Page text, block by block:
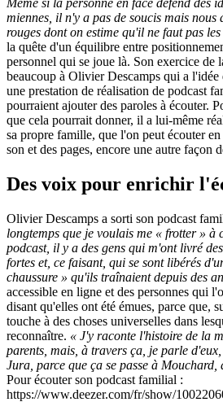
miennes, il n'y a pas de soucis mais nous
rouges dont on estime qu'il ne faut pas
la quête d'un équilibre entre
personnel qui se joue là. Son exercice de
beaucoup à Olivier Descamps qui a
une prestation de réalisation de podcast
pourraient ajouter des paroles à écouter.
que cela pourrait donner, il a lui-même
sa propre famille, que l'on peut écouter
son et des pages, encore une autre façon
Des voix pour enrichir
Olivier Descamps a sorti son podcast
longtemps que je voulais me « frotter » à
podcast, il y a des gens qui m'ont livré
fortes et, ce faisant, qui se sont libérés
chaussure » qu'ils traînaient depuis des
accessible en ligne et des personnes qui
disant qu'elles ont été émues, parce que,
touche à des choses universelles dans
reconnaître. « J'y raconte l'histoire de la
parents, mais, à travers ça, je parle
Jura, parce que ça se passe à
Pour écouter son podcast familial :
https://www.deezer.com/fr/show/